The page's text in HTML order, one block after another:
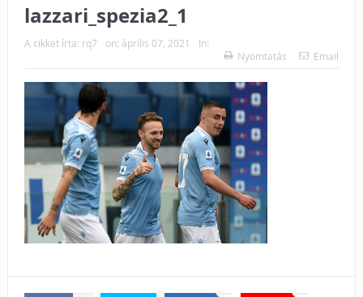
lazzari_spezia2_1
A cikket írta: rq7 on: április 07, 2021
In:
Nyomtatás
Email